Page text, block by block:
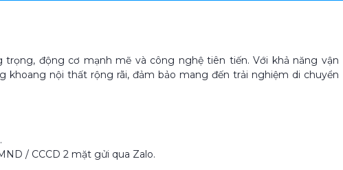
trọng, động cơ mạnh mẽ và công nghệ tiên tiến. Với khả năng vận
khoang nội thất rộng rãi, đảm bảo mang đến trải nghiệm di chuyển
/ CCCD 2 mặt gửi qua Zalo.